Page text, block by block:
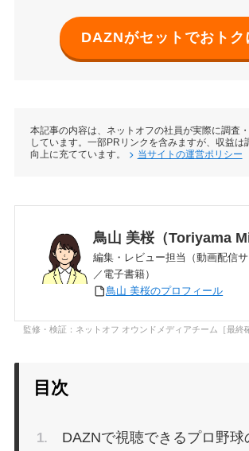
DAZNがセットでおトク
本記事の内容は、ネットオフの社員が実際に調査
しています。一部PRリンクを含みますが、収益は
向上に充てています。
当サイトの運営ポリシー
鳥山 美桜（Toriyama
編集・レビュー担当（動画配信
／電子書籍）
鳥山 美桜のプロフィール
監修・検証：ネットオフ オウンドメディアチーム［最終
目次
DAZNで視聴できるプロ野球